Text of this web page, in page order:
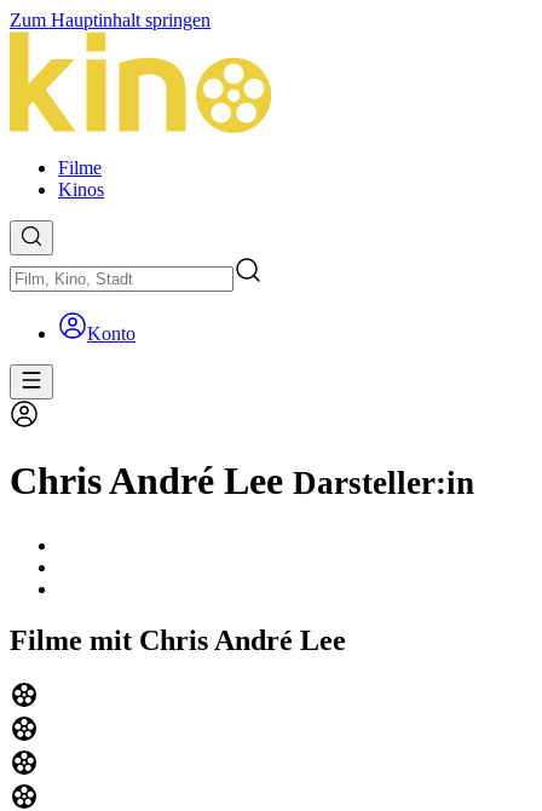
Zum Hauptinhalt springen
Filme
Kinos
Konto
Chris André Lee Darsteller:in
Filme mit Chris André Lee